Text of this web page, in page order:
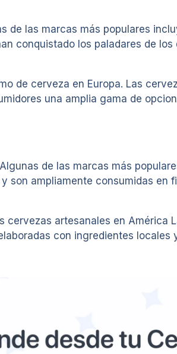
de las marcas más populares
conquistado los paladares de los
de cerveza en Europa. Las
una amplia gama de
de las marcas más
son ampliamente consumidas en
cervezas artesanales en América
con ingredientes locales